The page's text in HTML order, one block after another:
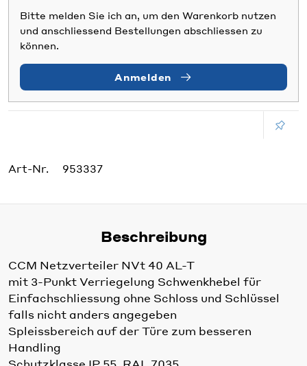
Bitte melden Sie ich an, um den Warenkorb nutzen
und anschliessend Bestellungen abschliessen zu
können.
Anmelden
Art-Nr. 953337
Beschreibung
CCM Netzverteiler NVt 40 AL-T
mit 3-Punkt Verriegelung Schwenkhebel für
Einfachschliessung ohne Schloss und Schlüssel
falls nicht anders angegeben
Spleissbereich auf der Türe zum besseren
Handling